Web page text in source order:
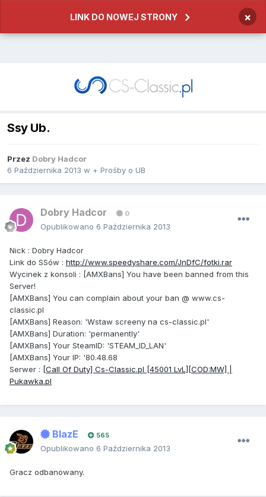
LINK DO NOWEJ STRONY ×
Ssy Ub.
Przez Dobry Hadcor
6 Października 2013 w + Prośby o UB
Dobry Hadcor 0
Opublikowano 6 Października 2013
Nick : Dobry Hadcor
Link do SSów : http://www.speedyshare.com/JnDfC/fotki.rar
Wycinek z konsoli : [AMXBans] You have been banned from this
Server!
[AMXBans] You can complain about your ban @ www.cs-
classic.pl
[AMXBans] Reason: 'Wstaw screeny na cs-classic.pl'
[AMXBans] Duration: 'permanently'
[AMXBans] Your SteamID: 'STEAM_ID_LAN'
[AMXBans] Your IP: '80.48.68
Serwer : [Call Of Duty] Cs-Classic.pl [45001 LvL][COD:MW] |
Pukawka.pl
BlazE 565
Opublikowano 6 Października 2013
Gracz odbanowany.